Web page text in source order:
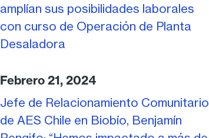
amplían sus posibilidades laborales
con curso de Operación de Planta
Desaladora
Febrero 21, 2024
Jefe de Relacionamiento Comunitario
de AES Chile en Biobío, Benjamín